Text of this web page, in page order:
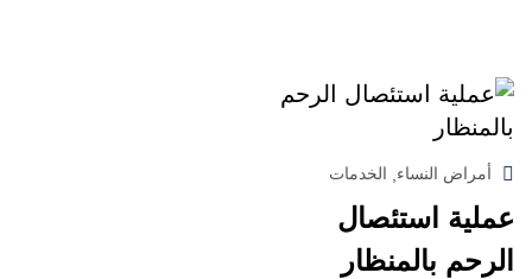
أمراض النساء الخدمات
عملية استئصال
الرحم بالمنظار